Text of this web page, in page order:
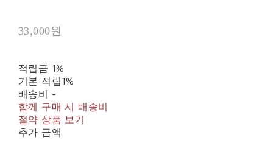
33,000원
적립금 1%
기본 적립1%
배송비 -
함께 구매 시 배송비
절약 상품 보기
추가 금액